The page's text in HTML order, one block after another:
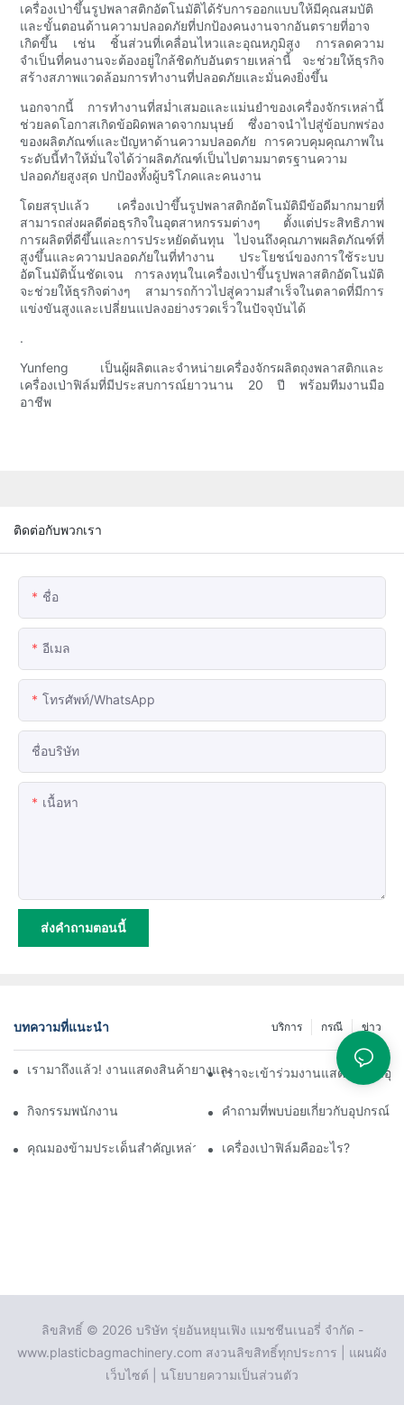
เครื่องเป่าขึ้นรูปพลาสติกอัตโนมัติได้รับการออกแบบให้มีคุณสมบัติ
และขั้นตอนด้านความปลอดภัยที่ปกป้องคนงานจากอันตรายที่อาจ
เกิดขึ้น เช่น ชิ้นส่วนที่เคลื่อนไหวและอุณหภูมิสูง การลดความ
จำเป็นที่คนงานจะต้องอยู่ใกล้ชิดกับอันตรายเหล่านี้ จะช่วยให้ธุรกิจ
สร้างสภาพแวดล้อมการทำงานที่ปลอดภัยและมั่นคงยิ่งขึ้น
นอกจากนี้ การทำงานที่สม่ำเสมอและแม่นยำของเครื่องจักรเหล่านี้
ช่วยลดโอกาสเกิดข้อผิดพลาดจากมนุษย์ ซึ่งอาจนำไปสู่ข้อบกพร่อง
ของผลิตภัณฑ์และปัญหาด้านความปลอดภัย การควบคุมคุณภาพใน
ระดับนี้ทำให้มั่นใจได้ว่าผลิตภัณฑ์เป็นไปตามมาตรฐานความ
ปลอดภัยสูงสุด ปกป้องทั้งผู้บริโภคและคนงาน
โดยสรุปแล้ว เครื่องเป่าขึ้นรูปพลาสติกอัตโนมัติมีข้อดีมากมายที่
สามารถส่งผลดีต่อธุรกิจในอุตสาหกรรมต่างๆ ตั้งแต่ประสิทธิภาพ
การผลิตที่ดีขึ้นและการประหยัดต้นทุน ไปจนถึงคุณภาพผลิตภัณฑ์ที่
สูงขึ้นและความปลอดภัยในที่ทำงาน ประโยชน์ของการใช้ระบบ
อัตโนมัตินั้นชัดเจน การลงทุนในเครื่องเป่าขึ้นรูปพลาสติกอัตโนมัติ
จะช่วยให้ธุรกิจต่างๆ สามารถก้าวไปสู่ความสำเร็จในตลาดที่มีการ
แข่งขันสูงและเปลี่ยนแปลงอย่างรวดเร็วในปัจจุบันได้
.
Yunfeng เป็นผู้ผลิตและจำหน่ายเครื่องจักรผลิตถุงพลาสติกและ
เครื่องเป่าฟิล์มที่มีประสบการณ์ยาวนาน 20 ปี พร้อมทีมงานมือ
อาชีพ
ติดต่อกับพวกเรา
ชื่อ
อีเมล
โทรศัพท์/WhatsApp
ชื่อบริษัท
เนื้อหา
ส่งคำถามตอนนี้
บทความที่แนะนำ ข่าว
กรณี
บริการ
เรามาถึงแล้ว! งานแสดงสินค้ายางและพลาสติกนานาชาติ
เราจะเข้าร่วมงานแสดงสินค้าอุ
กิจกรรมพนักงาน คำถามที่พบบ่อยเกี่ยวกับอุปกรณ์
คุณมองข้ามประเด็นสำคัญเหล่านี้เกี่ยวกับเครื่องจักรผลิตฟิล์มเป่าขึ้นรู
เครื่องเป่าฟิล์มคืออะไร?
ลิขสิทธิ์ © 2026 บริษัท รุ่ยอันหยุนเฟิง แมชชีนเนอรี่ จำกัด -
www.plasticbagmachinery.com สงวนลิขสิทธิ์ทุกประการ |
แผนผัง
เว็บไซต์
นโยบายความเป็นส่วนตัว